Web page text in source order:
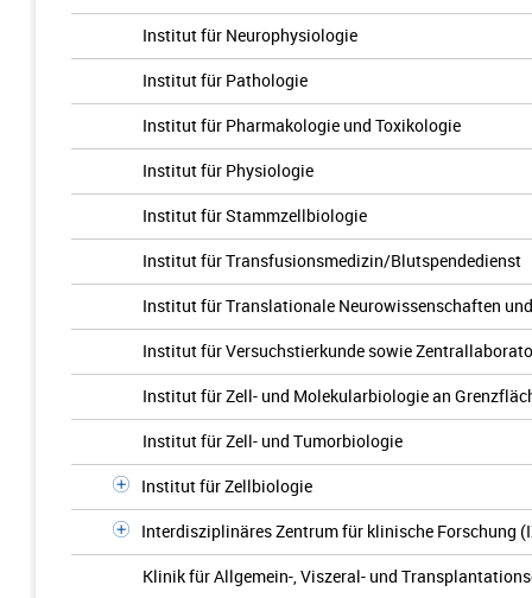
Institut für Neurophysiologie
Institut für Pathologie
Institut für Pharmakologie und Toxikologie
Institut für Physiologie
Institut für Stammzellbiologie
Institut für Transfusionsmedizin/Blutspendedienst
Institut für Translationale Neurowissenschaften
Institut für Versuchstierkunde sowie
Institut für Zell- und Molekularbiologie an
Institut für Zell- und Tumorbiologie
Institut für Zellbiologie
Interdisziplinäres Zentrum für klinische Forschung
Klinik für Allgemein-, Viszeral- und